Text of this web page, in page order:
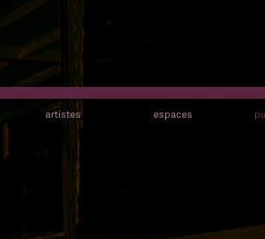
artistes espaces